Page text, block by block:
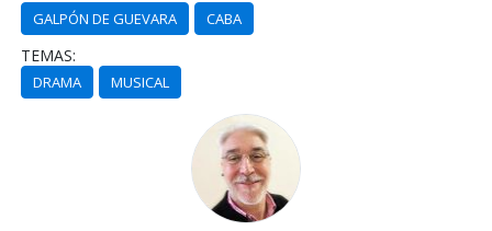
GALPÓN DE GUEVARA CABA
TEMAS:
DRAMA MUSICAL